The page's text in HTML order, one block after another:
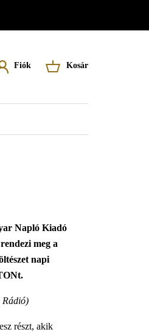
Fiók Kosár
Napló Kiadó
meg a
napi
Rádió)
részt, akik